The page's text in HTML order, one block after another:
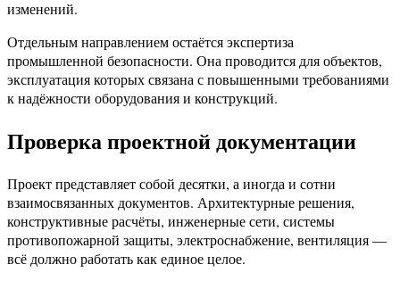
изменений.
Отдельным направлением остаётся экспертиза
промышленной безопасности. Она проводится для объектов,
эксплуатация которых связана с повышенными требованиями
к надёжности оборудования и конструкций.
Проверка проектной документации
Проект представляет собой десятки, а иногда и сотни
взаимосвязанных документов. Архитектурные решения,
конструктивные расчёты, инженерные сети, системы
противопожарной защиты, электроснабжение, вентиляция —
всё должно работать как единое целое.